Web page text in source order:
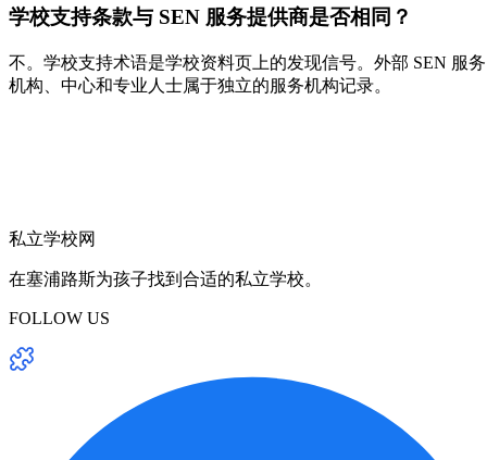
学校支持条款与 SEN 服务提供商是否相同？
不。学校支持术语是学校资料页上的发现信号。外部 SEN 服务
机构、中心和专业人士属于独立的服务机构记录。
私立学校网
在塞浦路斯为孩子找到合适的私立学校。
FOLLOW US